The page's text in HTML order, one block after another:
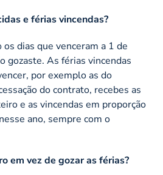
e férias vincendas?
dias que venceram a 1 de
gozaste. As férias vincendas
por exemplo as do
do contrato, recebes as
e as vincendas em proporção
ano, sempre com o
em vez de gozar as férias?